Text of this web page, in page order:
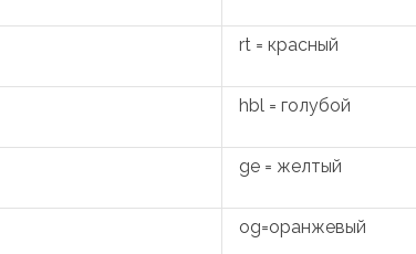
rt = красный
hbl = голубой
ge = желтый
og=оранжевый